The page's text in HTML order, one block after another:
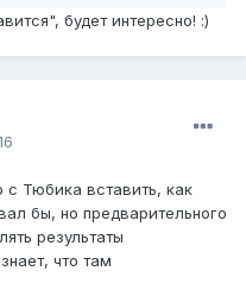
будет интересно! :)
Тюбика вставить, как
бы, но предварительного
результаты
что там